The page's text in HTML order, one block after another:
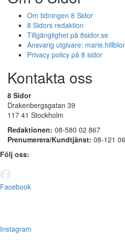
Om tidningen 8 Sidor
8 Sidors redaktion
Tillgänglighet på 8sidor.se
Ansvarig utgivare:
Privacy policy på 8 sidor
Kontakta oss
8 Sidor
Drakenbergsgatan 39
117 41 Stockholm
Redaktionen: 08-580 02 867
Prenumerera/Kundtjänst: 08-121
Följ oss:
Facebook
Instagram